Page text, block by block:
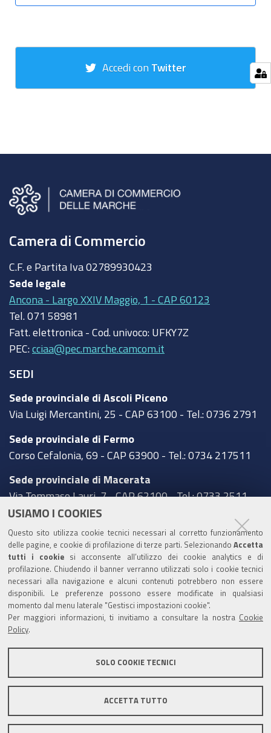
USIAMO I COOKIES
Questo sito utilizza cookie tecnici necessari al corretto funzionamento
delle pagine, e cookie di profilazione di terze parti. Selezionando Accetta
tutti i cookie si acconsente all’utilizzo dei cookie analytics e di
profilazione. Chiudendo il banner verranno utilizzati solo i cookie tecnici
necessari alla navigazione e alcuni contenuti potrebbero non essere
disponibili. Le preferenze possono essere modificate in qualsiasi
momento dal menu laterale "Gestisci impostazioni cookie".
Per maggiori informazioni, ti invitiamo a consultare la nostra Cookie
Policy
SOLO COOKIE TECNICI
ACCETTA TUTTO
Accedi con Twitter
Camera di Commercio
C.F. e Partita Iva 02789930423
Sede legale
Ancona - Largo XXIV Maggio, 1 - CAP 60123
Tel. 071 58981
Fatt. elettronica - Cod. univoco: UFKY7Z
PEC: cciaa@pec.marche.camcom.it
SEDI
Sede provinciale di Ascoli Piceno
Via Luigi Mercantini, 25 - CAP 63100 - Tel.: 0736 2791
Sede provinciale di Fermo
Corso Cefalonia, 69 - CAP 63900 - Tel.: 0734 217511
Sede provinciale di Macerata
Via Tommaso Lauri, 7 - CAP 62100 - Tel.: 0733 2511
Sede provinciale di Pesaro Urbino
Corso XI Settembre, 116 - CAP 61121 - Tel.: 0721
3571
TRASPARENZA
Amministrazione trasparente
Statistiche Web del sito (fonte Web Analytics Italia)
Contatti
Dichiarazione di accessibilità
Area riservata